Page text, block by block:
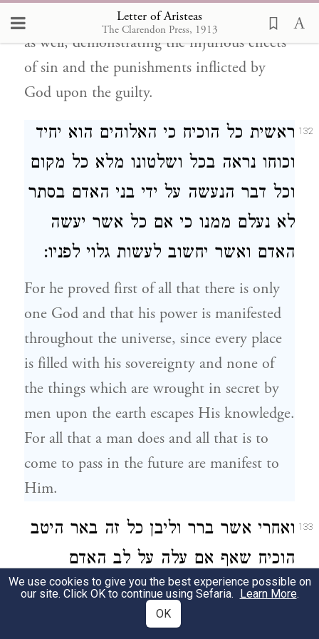
Letter of Aristeas
The Clarendon Press, 1913
by prohibitions but by the use of examples
as well, demonstrating the injurious effects
of sin and the punishments inflicted by
God upon the guilty.
132 ראשית כל הוכיח כי האלוהים הוא יחיד
וכוחו נראה בכל ושלטונו מלא כל מקום
וכל דבר הנעשה על ידי בני האדם בסתר
לא נעלם ממנו כי אם כל אשר יעשה
האדם ואשר יחשוב לעשות גלוי לפניו:
For he proved first of all that there is only
one God and that his power is manifested
throughout the universe, since every place
is filled with his sovereignty and none of
the things which are wrought in secret by
men upon the earth escapes His knowledge.
For all that a man does and all that is to
come to pass in the future are manifest to
Him.
133 ואחרי אשר ברר וליבן כל זה באר היטב
הוכיח שאף אם עלה על לב האדם
לעשות דבר רע לא יוכל להעלימו ואף כי
אם עשהו: ובכל התורה הוכיח את כוח
We use cookies to give you the best experience possible on
our site. Click OK to continue using Sefaria. Learn More.
OK